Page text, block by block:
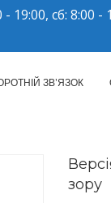
19:00, сб: 8:00 -
ЗВ’ЯЗОК
зору